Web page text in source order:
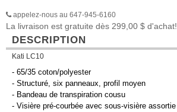
appelez-nous au 647-945-6160
La livraison est gratuite dès 299,00 $ d'achat!
DESCRIPTION
Kati LC10
- 65/35 coton/polyester
- Structuré, six panneaux, profil moyen
- Bandeau de transpiration cousu
- Visière pré-courbée avec sous-visière assortie